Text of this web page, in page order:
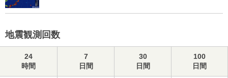
地震観測回数
24
時間
7
日間
30
日間
100
日間